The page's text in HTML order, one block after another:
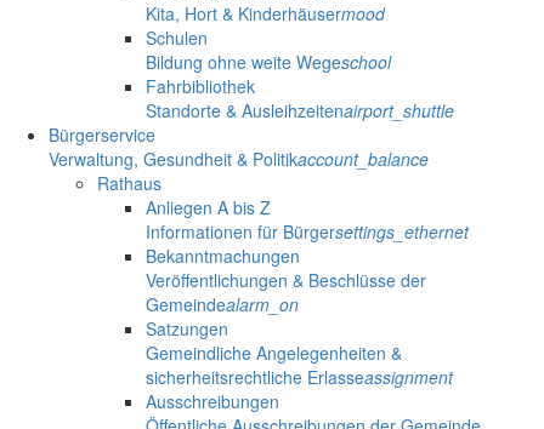
Kita, Hort & Kinderhäusermood
Schulen
Bildung ohne weite Wegeschool
Fahrbibliothek
Standorte & Ausleihzeitenairport_shuttle
Bürgerservice
Verwaltung, Gesundheit & Politikaccount_balance
Rathaus
Anliegen A bis Z
Informationen für Bürgersettings_ethernet
Bekanntmachungen
Veröffentlichungen & Beschlüsse der
Gemeindealarm_on
Satzungen
Gemeindliche Angelegenheiten &
sicherheitsrechtliche Erlasseassignment
Ausschreibungen